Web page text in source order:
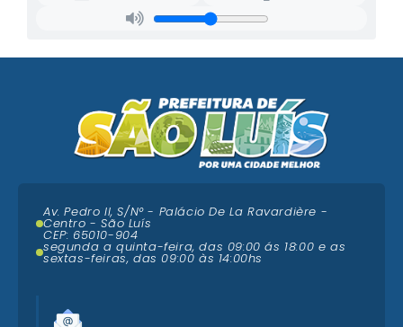
Av. Pedro II, S/N° - Palácio De La Ravardière -
Centro - São Luís
CEP: 65010-904
segunda a quinta-feira, das 09:00 ás 18:00 e as
sextas-feiras, das 09:00 às 14:00hs